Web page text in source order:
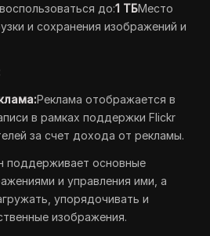
до:1 ТБМесто
и сохранения изображений и
Реклама отображается в
в рамках поддержки Flickr
за счет дохода от рекламы.
поддерживает основные
и управления ими, а
упорядочивать и
изображения.